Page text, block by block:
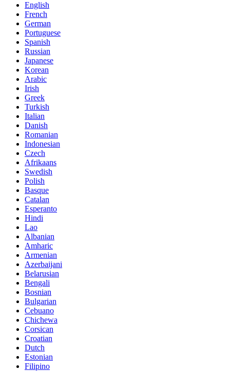
English
French
German
Portuguese
Spanish
Russian
Japanese
Korean
Arabic
Irish
Greek
Turkish
Italian
Danish
Romanian
Indonesian
Czech
Afrikaans
Swedish
Polish
Basque
Catalan
Esperanto
Hindi
Lao
Albanian
Amharic
Armenian
Azerbaijani
Belarusian
Bengali
Bosnian
Bulgarian
Cebuano
Chichewa
Corsican
Croatian
Dutch
Estonian
Filipino